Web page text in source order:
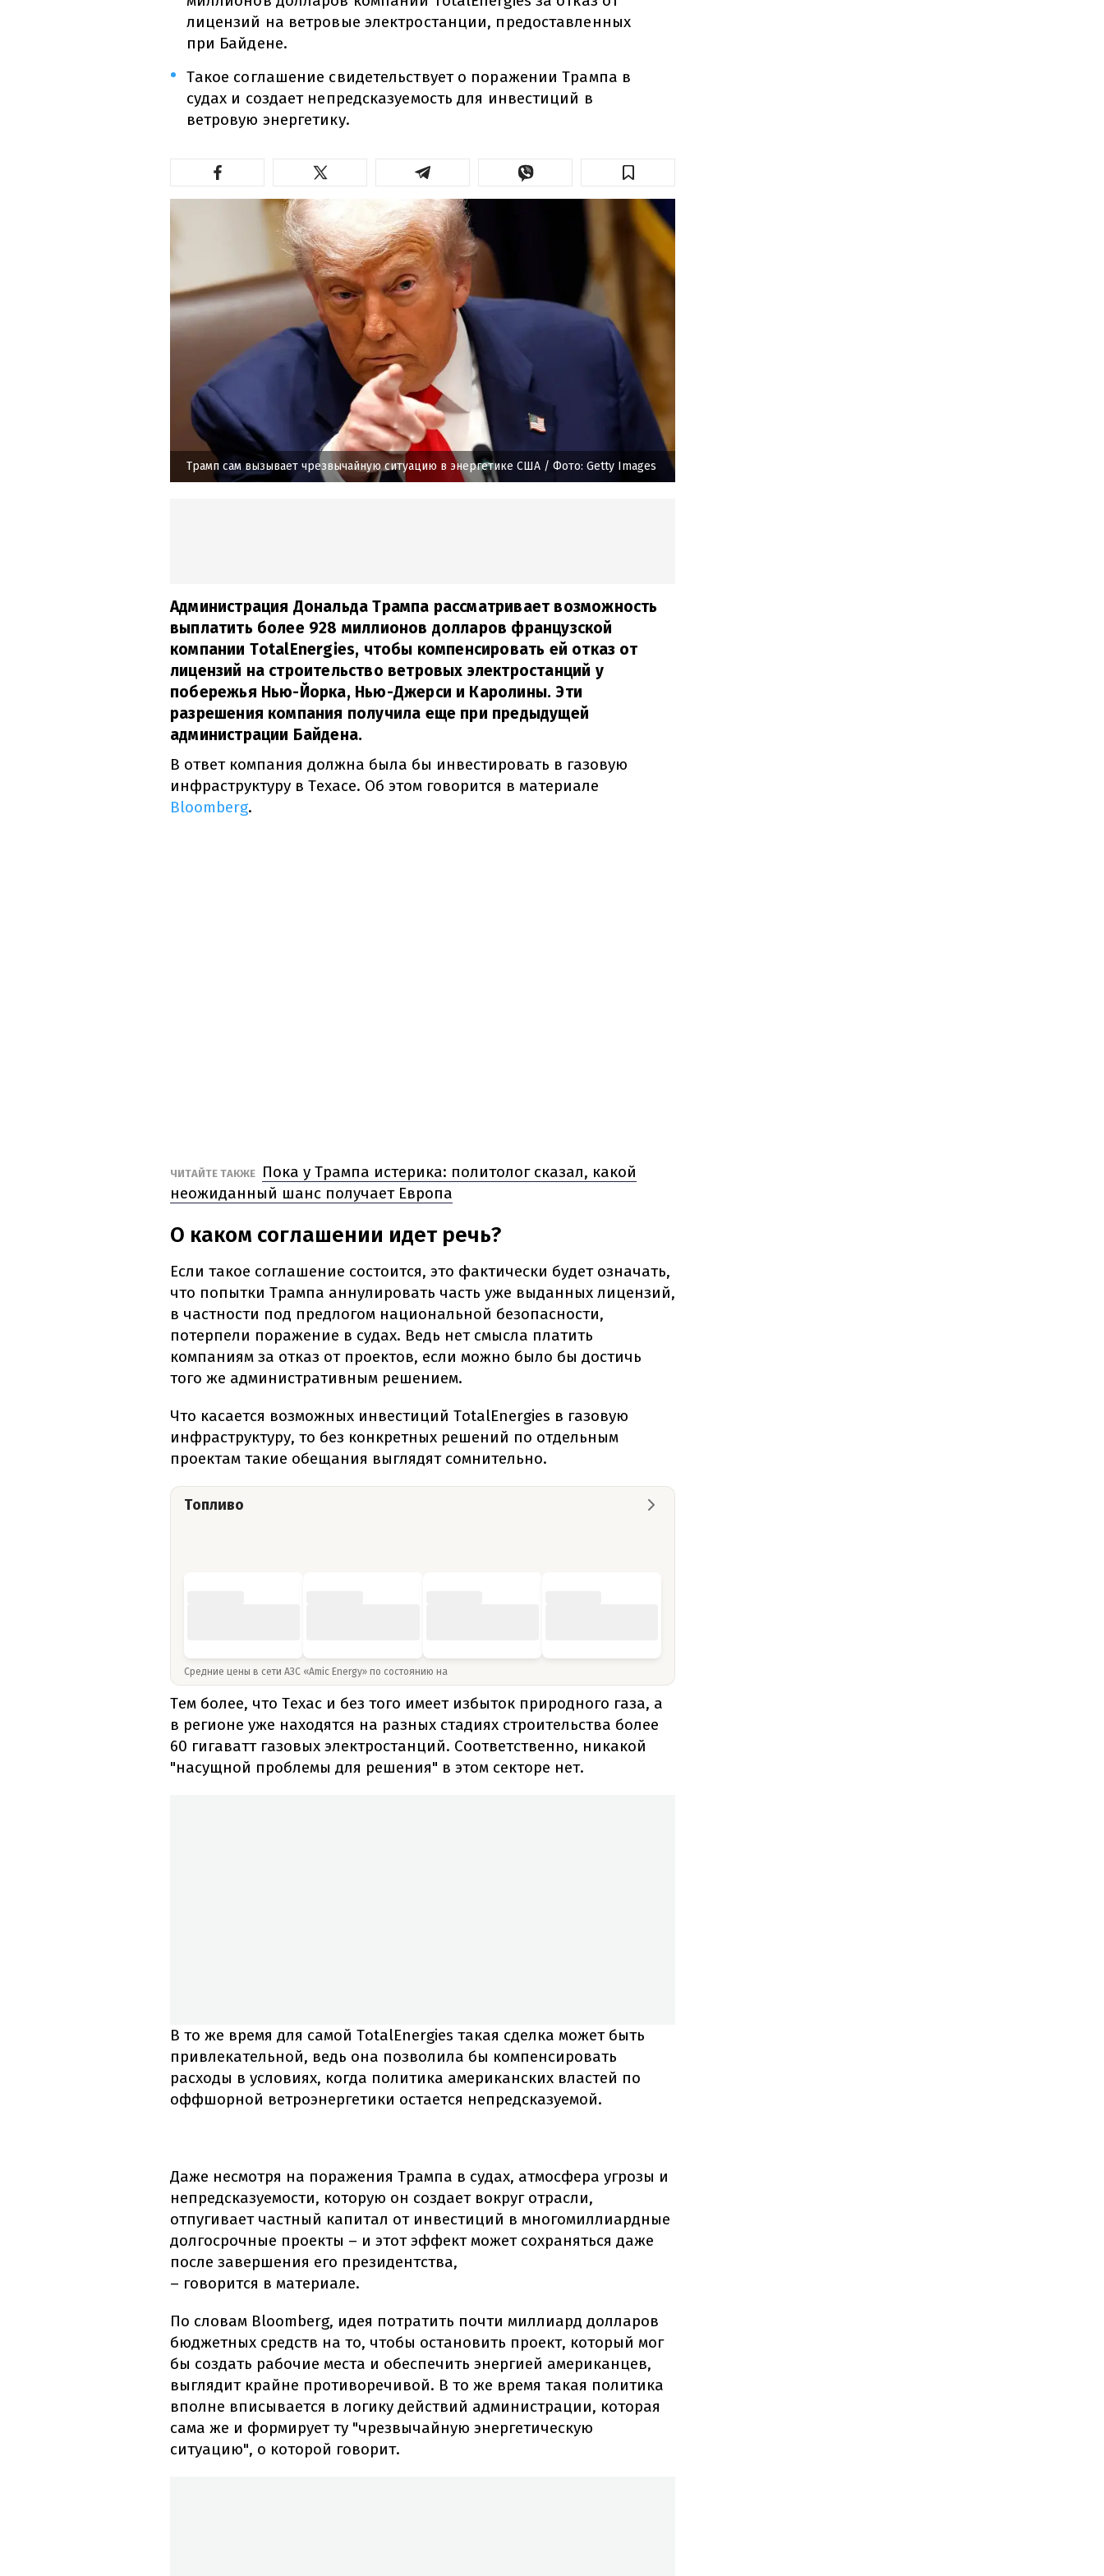
лицензий на ветровые электростанции, предоставленных
при Байдене.
Такое соглашение свидетельствует о поражении Трампа в
судах и создает непредсказуемость для инвестиций в
ветровую энергетику.
Трамп сам вызывает чрезвычайную ситуацию в энергетике США / Фото: Getty Images
Администрация Дональда Трампа рассматривает возможность
выплатить более 928 миллионов долларов французской
компании TotalEnergies, чтобы компенсировать ей отказ от
лицензий на строительство ветровых электростанций у
побережья Нью-Йорка, Нью-Джерси и Каролины. Эти
разрешения компания получила еще при предыдущей
администрации Байдена.
В ответ компания должна была бы инвестировать в газовую
инфраструктуру в Техасе. Об этом говорится в материале
Bloomberg.
ЧИТАЙТЕ ТАКЖЕ
Пока у Трампа истерика: политолог сказал, какой
неожиданный шанс получает Европа
О каком соглашении идет речь?
Если такое соглашение состоится, это фактически будет означать,
что попытки Трампа аннулировать часть уже выданных лицензий,
в частности под предлогом национальной безопасности,
потерпели поражение в судах. Ведь нет смысла платить
компаниям за отказ от проектов, если можно было бы достичь
того же административным решением.
Что касается возможных инвестиций TotalEnergies в газовую
инфраструктуру, то без конкретных решений по отдельным
проектам такие обещания выглядят сомнительно.
Топливо
Средние цены в сети АЗС «Amic Energy» по состоянию на
Тем более, что Техас и без того имеет избыток природного газа, а
в регионе уже находятся на разных стадиях строительства более
60 гигаватт газовых электростанций. Соответственно, никакой
"насущной проблемы для решения" в этом секторе нет.
В то же время для самой TotalEnergies такая сделка может быть
привлекательной, ведь она позволила бы компенсировать
расходы в условиях, когда политика американских властей по
оффшорной ветроэнергетики остается непредсказуемой.
Даже несмотря на поражения Трампа в судах, атмосфера угрозы и
непредсказуемости, которую он создает вокруг отрасли,
отпугивает частный капитал от инвестиций в многомиллиардные
долгосрочные проекты – и этот эффект может сохраняться даже
после завершения его президентства,
– говорится в материале.
По словам Bloomberg, идея потратить почти миллиард долларов
бюджетных средств на то, чтобы остановить проект, который мог
бы создать рабочие места и обеспечить энергией американцев,
выглядит крайне противоречивой. В то же время такая политика
вполне вписывается в логику действий администрации, которая
сама же и формирует ту "чрезвычайную энергетическую
ситуацию", о которой говорит.